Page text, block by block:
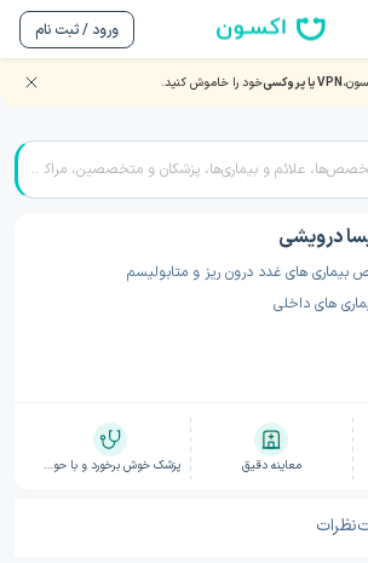
ورود / ثبت نام
VPN یا پروکسی خود را خاموش کنید. /دکتر غدد و متابولیسم تهران
درویشی
های غدد درون ریز و متابولیسم
های داخلی
معاینه دقیق پزشک خوش برخورد و با حوصله
نظرات